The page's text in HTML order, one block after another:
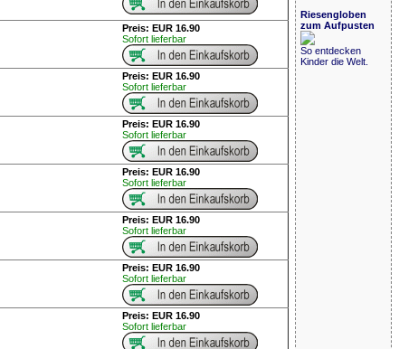
Preis: EUR 16.90
Sofort lieferbar
Preis: EUR 16.90
Sofort lieferbar
Preis: EUR 16.90
Sofort lieferbar
Preis: EUR 16.90
Sofort lieferbar
Preis: EUR 16.90
Sofort lieferbar
Preis: EUR 16.90
Sofort lieferbar
Preis: EUR 16.90
Sofort lieferbar
Riesengloben
zum Aufpusten
So entdecken
Kinder die Welt.